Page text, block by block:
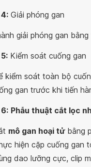
Giải phóng gan
giải phóng gan
Kiểm soát cuống gan
kiểm soát toàn bộ
gan trước khi tiến
Phẫu thuật cắt lọc
mô gan hoại tửbằng
hiện cặp cuống gan
dao lưỡng cực, clip